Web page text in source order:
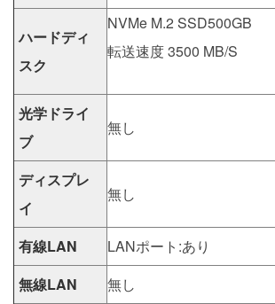
ハードディ
スク
NVMe M.2 SSD500GB
転送速度 3500 MB/S
光学ドライ
ブ
無し
ディスプレ
イ
無し
有線LAN
LANポート:あり
無線LAN
無し